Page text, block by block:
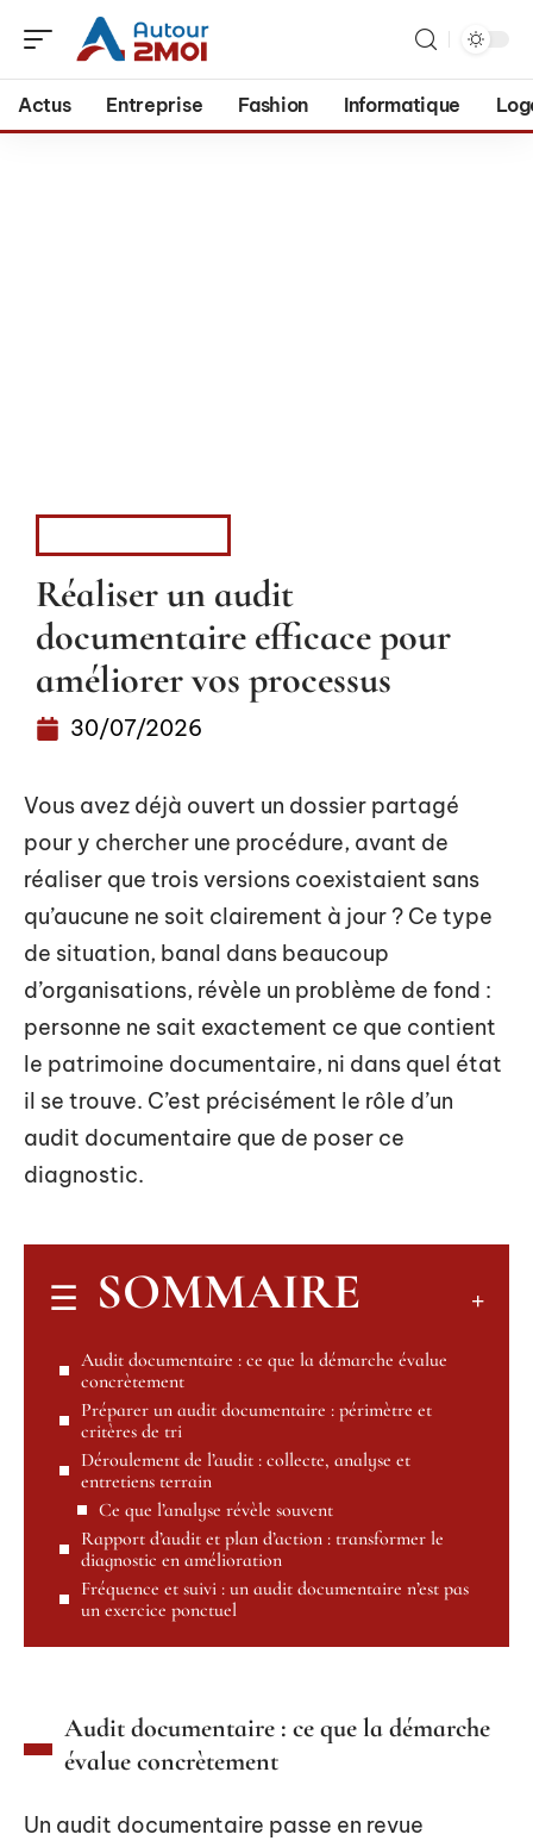
Actus Entreprise Fashion Informatique
Réaliser un audit
documentaire efficace pour
améliorer vos processus
30/07/2026
Vous avez déjà ouvert un dossier partagé
pour y chercher une procédure, avant de
réaliser que trois versions coexistaient sans
qu’aucune ne soit clairement à jour ? Ce type
de situation, banal dans beaucoup
d’organisations, révèle un problème de fond :
personne ne sait exactement ce que contient
le patrimoine documentaire, ni dans quel état
il se trouve. C’est précisément le rôle d’un
audit documentaire que de poser ce
diagnostic.
SOMMAIRE
Audit documentaire : ce que la démarche évalue
concrètement
Préparer un audit documentaire : périmètre et
critères de tri
Déroulement de l’audit : collecte, analyse et
entretiens terrain
Ce que l’analyse révèle souvent
Rapport d’audit et plan d’action : transformer le
diagnostic en amélioration
Fréquence et suivi : un audit documentaire n’est pas
un exercice ponctuel
Audit documentaire : ce que la démarche
évalue concrètement
Un audit documentaire passe en revue